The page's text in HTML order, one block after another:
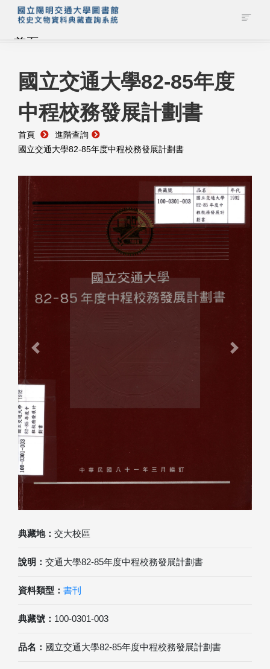
首頁
藏品查詢
校史館簡介
藏品清單全覽
資料調閱申請
管理者登入
國立交通大學82-85年度
中程校務發展計劃書
首頁
進階查詢
國立交通大學82-85年度中程校務發展計劃書
典藏地： 交大校區
說明： 交通大學82-85年度中程校務發展計劃書
資料類型： 書刊
典藏號： 100-0301-003
品名： 國立交通大學82-85年度中程校務發展計劃書
Previous Next